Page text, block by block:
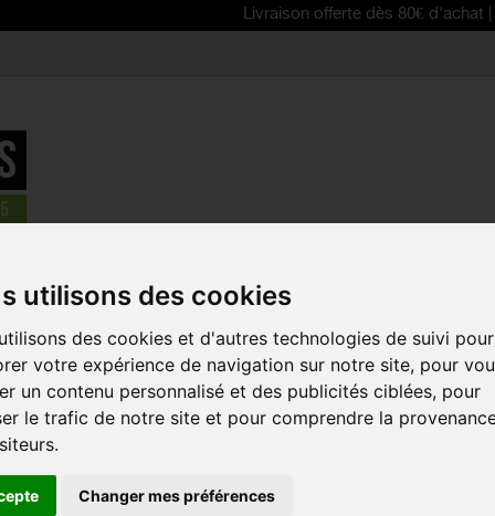
utilisons des cookies
des cookies et d'autres technologies de suivi pour
votre expérience de navigation sur notre site, pour
un contenu personnalisé et des publicités ciblées, pour
le trafic de notre site et pour comprendre la
Changer mes préférences
Livraison offerte dès 80€ d'achat | Free
à outils >BBB Clé dynamométrique TorqueSet
BBB CLÉ
TORQUESET
Référence : BTL-173
Clé